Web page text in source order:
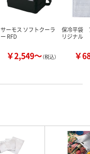
サーモス ソフトクーラ
ー RFD
￥2,549～（税込）
保冷平袋
リジナル
￥